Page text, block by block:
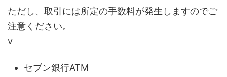
ただし、取引には所定の手数料が発生しますのでご
注意ください。
v
セブン銀行ATM